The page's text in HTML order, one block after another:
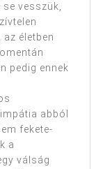
vesszük,
életben
pedig ennek
abból
fekete-
a
válság